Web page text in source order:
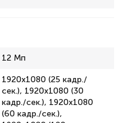
12 Мп
1920x1080 (25 кадр./
сек.), 1920x1080 (30
кадр./сек.), 1920x1080
(60 кадр./сек.),